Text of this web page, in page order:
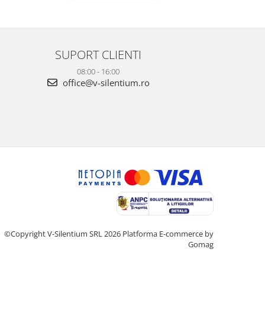
SUPORT CLIENTI
08:00 - 16:00
office@v-silentium.ro
©Copyright V-Silentium SRL 2026 Platforma E-commerce by
Gomag